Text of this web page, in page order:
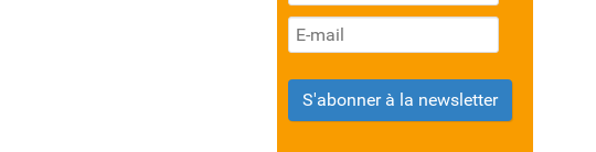
S'abonner à la newsletter